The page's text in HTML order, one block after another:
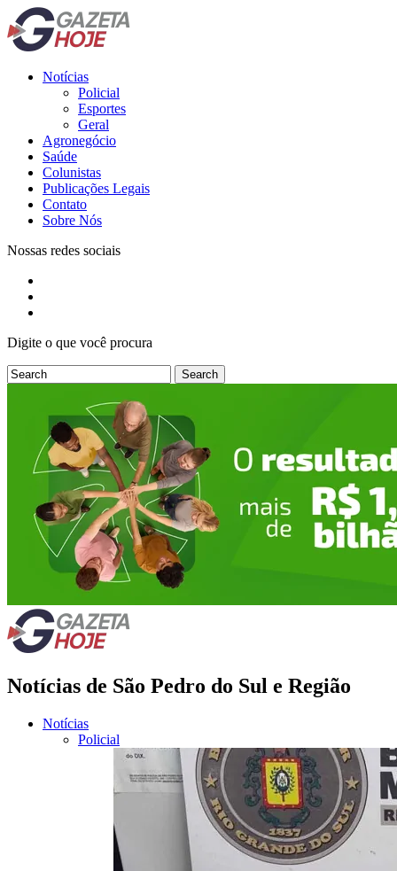
Notícias
Policial
Esportes
Geral
Agronegócio
Saúde
Colunistas
Publicações Legais
Contato
Sobre Nós
Nossas redes sociais
Digite o que você procura
Notícias de São Pedro do Sul e Região
Notícias
Policial